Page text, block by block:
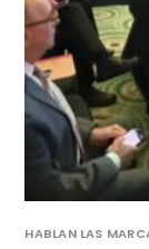
HABLAN LAS